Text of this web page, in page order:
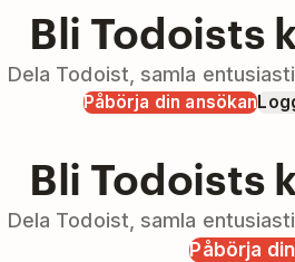
Bli Todoists
Dela Todoist, samla
Påbörja din ansökan
Bli Todoists
Dela Todoist, samla
Påbörja